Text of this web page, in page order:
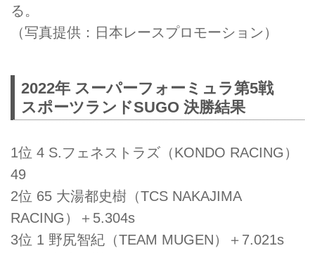
る。
（写真提供：日本レースプロモーション）
2022年 スーパーフォーミュラ第5戦
スポーツランドSUGO 決勝結果
1位 4 S.フェネストラズ（KONDO RACING）
49
2位 65 大湯都史樹（TCS NAKAJIMA
RACING）＋5.304s
3位 1 野尻智紀（TEAM MUGEN）＋7.021s